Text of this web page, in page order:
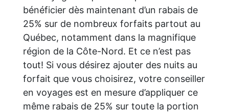
bénéficier dès maintenant d’un rabais de
25% sur de nombreux forfaits partout au
Québec, notamment dans la magnifique
région de la Côte-Nord. Et ce n’est pas
tout! Si vous désirez ajouter des nuits au
forfait que vous choisirez, votre conseiller
en voyages est en mesure d’appliquer ce
même rabais de 25% sur toute la portion